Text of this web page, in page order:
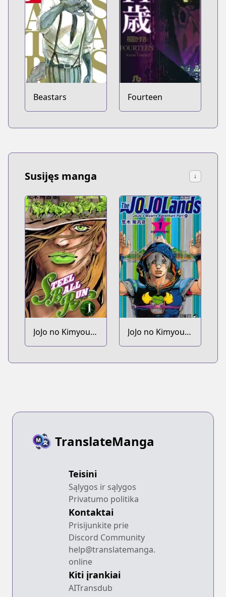
Beastars Fourteen
Susijęs manga ↓
JoJo no Kimyou
na Bouken Part
JoJo no Kimyou
na Bouken Part
TranslateManga
Teisini
Sąlygos ir sąlygos
Privatumo politika
Kontaktai
Prisijunkite prie
Discord Community
help@translatemanga.
online
Kiti įrankiai
AITransdub